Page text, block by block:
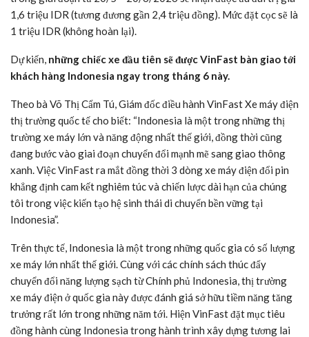
1,6 triệu IDR (tương đương gần 2,4 triệu đồng). Mức đặt cọc sẽ là
1 triệu IDR (không hoàn lại).
Dự kiến, những chiếc xe đầu tiên sẽ được VinFast bàn giao tới
khách hàng Indonesia ngay trong tháng 6 này.
Theo bà Võ Thị Cẩm Tú, Giám đốc điều hành VinFast Xe máy điện
thị trường quốc tế cho biết: “Indonesia là một trong những thị
trường xe máy lớn và năng động nhất thế giới, đồng thời cũng
đang bước vào giai đoạn chuyển đổi mạnh mẽ sang giao thông
xanh. Việc VinFast ra mắt đồng thời 3 dòng xe máy điện đổi pin
khẳng định cam kết nghiêm túc và chiến lược dài hạn của chúng
tôi trong việc kiến tạo hệ sinh thái di chuyển bền vững tại
Indonesia”.
Trên thực tế, Indonesia là một trong những quốc gia có số lượng
xe máy lớn nhất thế giới. Cùng với các chính sách thúc đẩy
chuyển đổi năng lượng sạch từ Chính phủ Indonesia, thị trường
xe máy điện ở quốc gia này được đánh giá sở hữu tiềm năng tăng
trưởng rất lớn trong những năm tới. Hiện VinFast đặt mục tiêu
đồng hành cùng Indonesia trong hành trình xây dựng tương lai